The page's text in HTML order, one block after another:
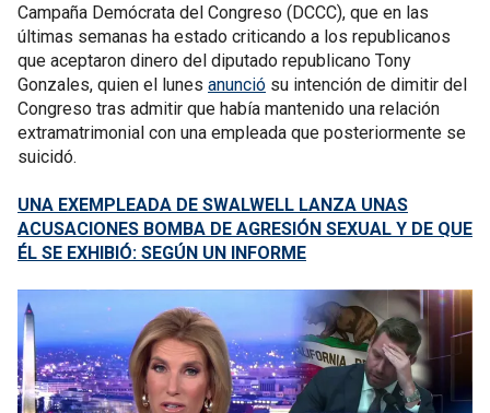
Campaña Demócrata del Congreso (DCCC), que en las
últimas semanas ha estado criticando a los republicanos
que aceptaron dinero del diputado republicano Tony
Gonzales, quien el lunes anunció su intención de dimitir del
Congreso tras admitir que había mantenido una relación
extramatrimonial con una empleada que posteriormente se
suicidó.
UNA EXEMPLEADA DE SWALWELL LANZA UNAS
ACUSACIONES BOMBA DE AGRESIÓN SEXUAL Y DE QUE
ÉL SE EXHIBIÓ: SEGÚN UN INFORME